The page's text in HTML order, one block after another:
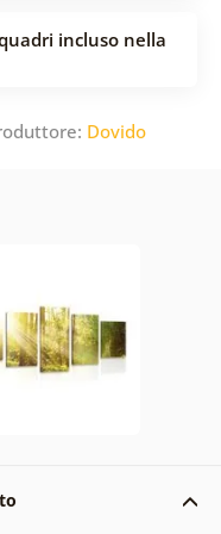
incluso nella
Dovido